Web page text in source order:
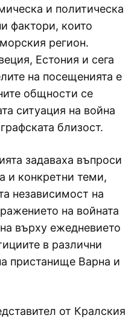
и политическа
фактори, които
регион.
Естония и сега
на посещенията е
общности се
ситуация на война
близост.
задаваха въпроси
и конкретни теми,
независимост на
на войната
върху ежедневието
в различни
пристанище Варна и
от Кралския